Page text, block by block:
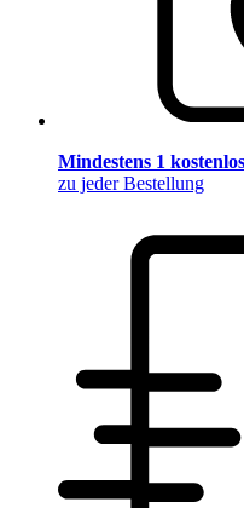
Mindestens 1
zu jeder Bestellung